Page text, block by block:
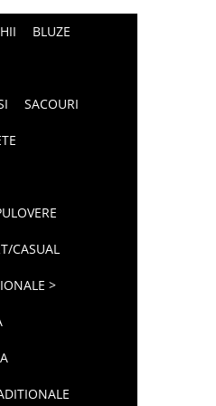
BLUZE
SACOURI
CASUAL
>